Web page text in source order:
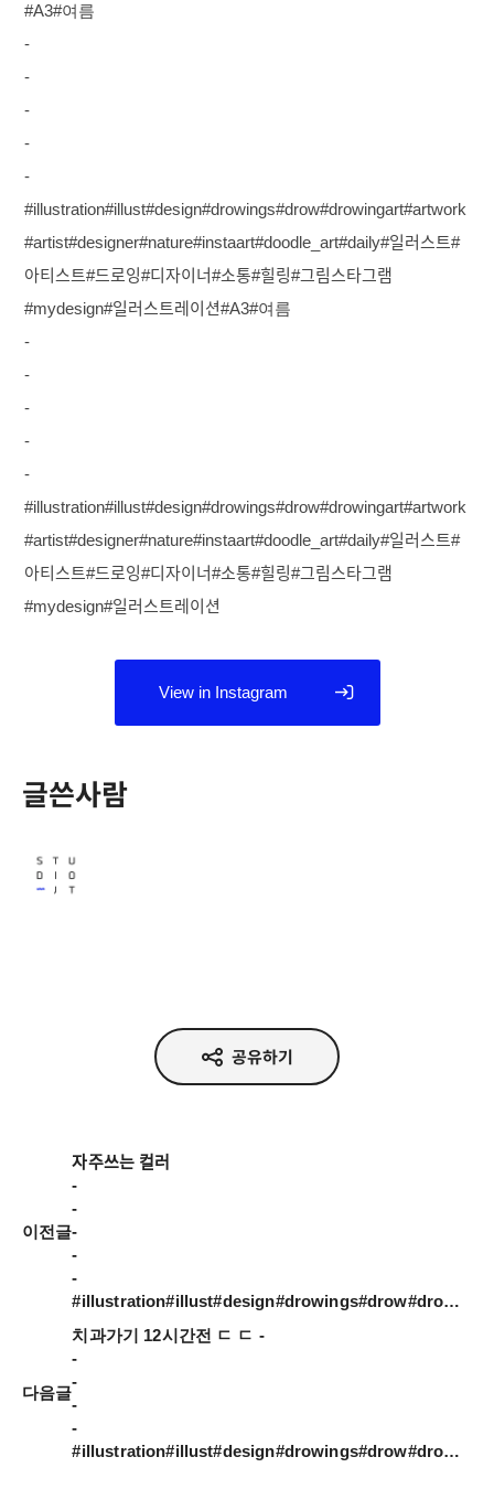
#A3#여름
-
-
-
-
-
#illustration#illust#design#drowings#drow#drowingart#artwork
#artist#designer#nature#instaart#doodle_art#daily#일러스트#
아티스트#드로잉#디자이너#소통#힐링#그림스타그램
#mydesign#일러스트레이션#A3#여름
-
-
-
-
-
#illustration#illust#design#drowings#drow#drowingart#artwork
#artist#designer#nature#instaart#doodle_art#daily#일러스트#
아티스트#드로잉#디자이너#소통#힐링#그림스타그램
#mydesign#일러스트레이션
View in Instagram
글쓴사람
Studio JT
공유하기
이전글
자주쓰는 컬러
-
-
-
-
-
#illustration#illust#design#drowings#drow#drowingart#artwork#artist#designer#nature#instaart#doodle_art#daily#일러스트#아티스트#드로잉#디자이너#소통#힐링#그림스타그램#mydesign#일러스트레이션
다음글
치과가기 12시간전 ㄷ ㄷ -
-
-
-
-
#illustration#illust#design#drowings#drow#drowingart#artwork#artist#designer#nature#instaart#doodle_art#daily#일러스트#아티스트#드로잉#디자이너#소통#힐링#그림스타그램#mydesign#일러스트레이션